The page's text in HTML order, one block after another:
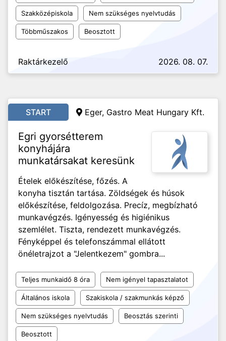
Szakközépiskola Nem szükséges nyelvtudás
Többműszakos Beosztott
Raktárkezelő 2026. 08. 07.
START Eger, Gastro Meat Hungary Kft.
Egri gyorsétterem
konyhájára
munkatársakat keresünk
Ételek előkészítése, főzés. A
konyha tisztán tartása. Zöldségek és húsok
előkészítése, feldolgozása. Precíz, megbízható
munkavégzés. Igényesség és higiénikus
szemlélet. Tiszta, rendezett munkavégzés.
Fényképpel és telefonszámmal ellátott
önéletrajzot a "Jelentkezem" gombra...
Teljes munkaidő 8 óra Nem igényel tapasztalatot
Általános iskola Szakiskola / szakmunkás képző
Nem szükséges nyelvtudás Beosztás szerinti
Beosztott